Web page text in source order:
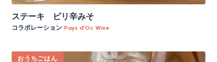
ステーキ ピリ辛みそ
コラボレーション Pays d'Oc Wine
おうちごはん